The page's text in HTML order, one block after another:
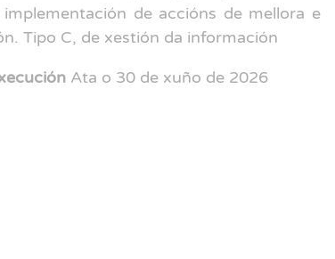
de accións de mellora e
Tipo C, de xestión da información
Ata o 30 de xuño de 2026